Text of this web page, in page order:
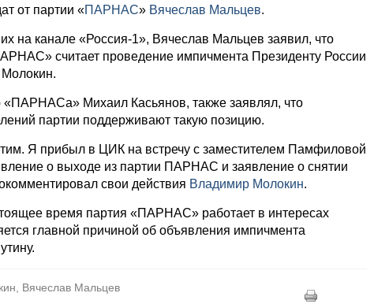
от партии «ПАРНАС» Вячеслав Мальцев.
на канале «Россия-1», Вячеслав Мальцев заявил, что
считает проведение импичмента Президенту России
«ПАРНАСа» Михаил Касьянов, также заявлял, что
партии поддерживают такую позицию.
Я прибыл в ЦИК на встречу с заместителем Памфиловой
о выходе из партии ПАРНАС и заявление о снятии
свои действия Владимир Молокин.
время партия «ПАРНАС» работает в интересах
главной причиной об объявления импичмента
Вячеслав Мальцев